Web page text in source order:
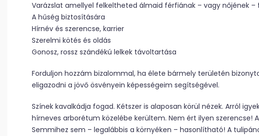
Varázslat amellyel felkeltheted álmaid férfiának – vagy nőjének
A hűség biztosítására
Hírnév és szerencse, karrier
Szerelmi kötés és oldás
Gonosz, rossz szándékú lelkek távoltartása
Forduljon hozzám bizalommal, ha élete bármely területén
eligazodni a jövő ösvényein képességeim segítségével.
Színek kavalkádja fogad. Kétszer is alaposan körül nézek. Arról
hírneves arborétum közelébe kerültem. Nem ért ilyen szerencse!
Semmihez sem – legalábbis a környéken – hasonlítható! A